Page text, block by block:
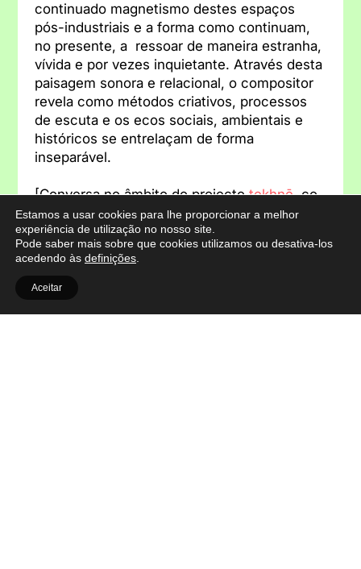
continuado magnetismo destes espaços
pós-industriais e a forma como continuam,
no presente, a ressoar de maneira estranha,
vívida e por vezes inquietante. Através desta
paisagem sonora e relacional, o compositor
revela como métodos criativos, processos
de escuta e os ecos sociais, ambientais e
históricos se entrelaçam de forma
inseparável.
[Conversa no âmbito do projectotekhnē, co-
financiado pela União Europeia]
* Entrada livre
* A conversa será conduzida em inglês
Foto: Paal Audestad
Estamos a usar cookies para lhe proporcionar a melhor
experiência de utilização no nosso site.
Pode saber mais sobre que cookies utilizamos ou desativa-los
acedendo às definições
Aceitar